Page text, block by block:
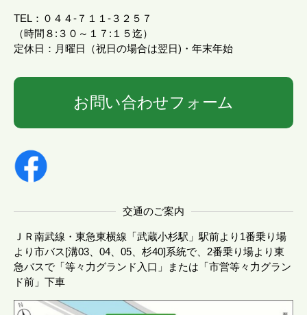
TEL：０４４-７１１-３２５７
（時間８:３０～１７:１５迄）
定休日：月曜日（祝日の場合は翌日)・年末年始
お問い合わせフォーム
交通のご案内
ＪＲ南武線・東急東横線「武蔵小杉駅」駅前より1番乗り場
より市バス[溝03、04、05、杉40]系統で、2番乗り場より東
急バスで「等々力グランド入口」または「市営等々力グラン
ド前」下車